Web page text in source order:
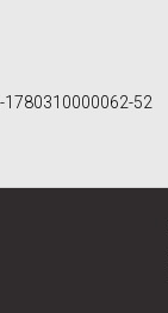
1780310000062-52